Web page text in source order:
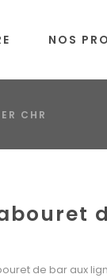
NOS
CHR
de bar aux